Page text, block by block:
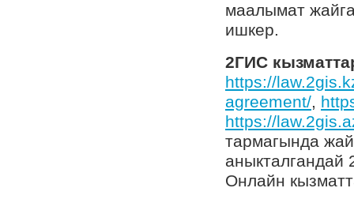
маалымат
ишкер.
2ГИС
https://
agreement/,
https://
тармагында
Онлайн